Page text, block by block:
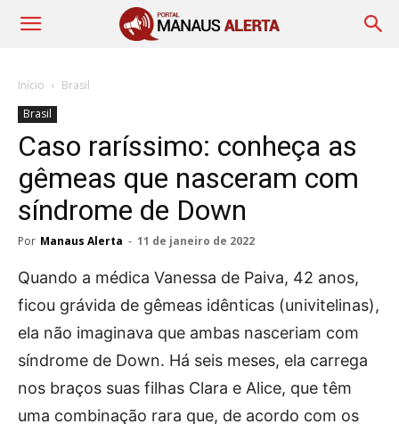
Início
Brasil
Brasil
Caso raríssimo: conheça as
gêmeas que nasceram com
síndrome de Down
Por Manaus Alerta - 11 de janeiro de 2022
Quando a médica Vanessa de Paiva, 42 anos,
ficou grávida de gêmeas idênticas (univitelinas),
ela não imaginava que ambas nasceriam com
síndrome de Down. Há seis meses, ela carrega
nos braços suas filhas Clara e Alice, que têm
uma combinação rara que, de acordo com os